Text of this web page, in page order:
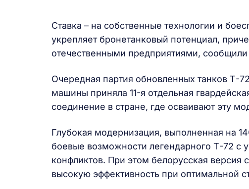
Ставка – на собственные технологии и
укрепляет бронетанковый потенциал,
отечественными предприятиями,
Очередная партия обновленных танков
машины приняла 11-я отдельная
соединение в стране, где осваивают эту
Глубокая модернизация, выполненная на
боевые возможности легендарного Т-72
конфликтов. При этом белорусская версия
высокую эффективность при оптимальной